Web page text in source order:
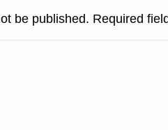
be published. Required